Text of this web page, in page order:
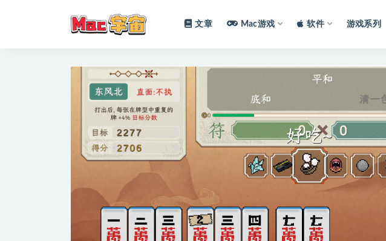
文章 Mac游戏 软件 游戏系列